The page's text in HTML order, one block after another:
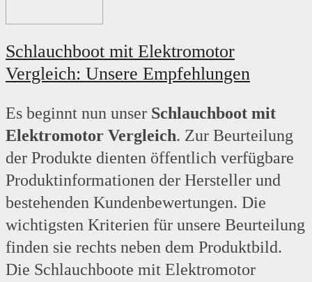
Schlauchboot mit Elektromotor
Vergleich: Unsere Empfehlungen
Es beginnt nun unser Schlauchboot mit
Elektromotor Vergleich. Zur Beurteilung
der Produkte dienten öffentlich verfügbare
Produktinformationen der Hersteller und
bestehenden Kundenbewertungen. Die
wichtigsten Kriterien für unsere Beurteilung
finden sie rechts neben dem Produktbild.
Die Schlauchboote mit Elektromotor